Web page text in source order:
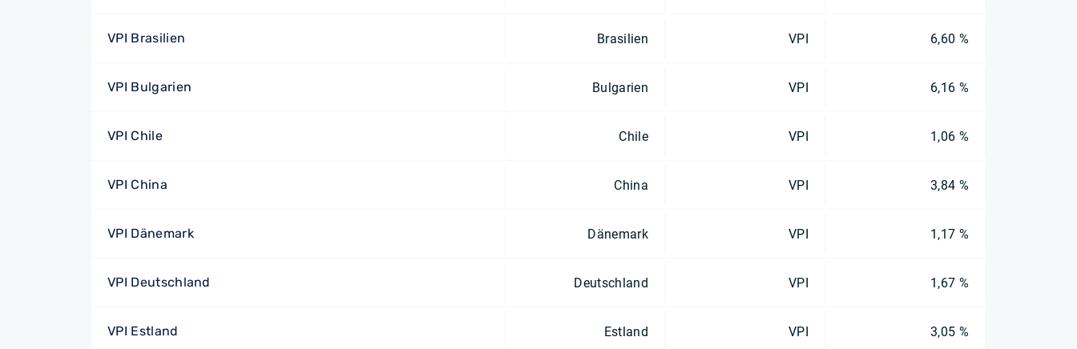
VPI Brasilien Brasilien VPI 6,60 %
VPI Bulgarien Bulgarien VPI 6,16 %
VPI Chile Chile VPI 1,06 %
VPI China China VPI 3,84 %
VPI Dänemark Dänemark VPI 1,17 %
VPI Deutschland Deutschland VPI 1,67 %
VPI Estland Estland VPI 3,05 %